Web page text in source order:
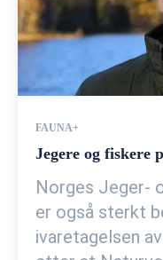
FAUNA+
Jegere og fiskere
Norges Jeger-
er også sterkt
ivaretagelsen